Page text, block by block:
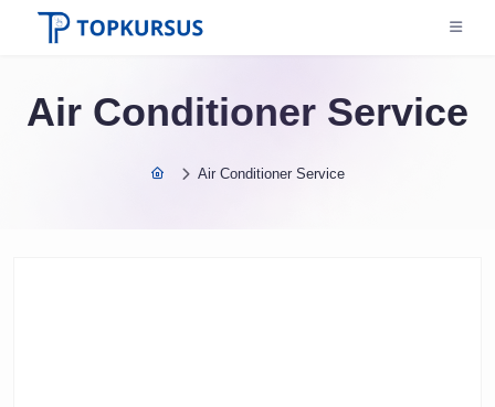
Air Conditioner Service
Air Conditioner Service